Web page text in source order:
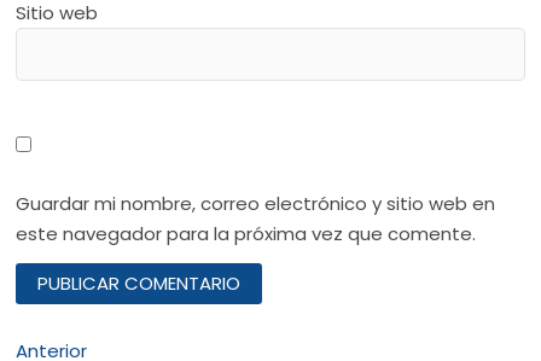
Sitio web
Guardar mi nombre, correo electrónico y sitio web en
este navegador para la próxima vez que comente.
AnteriorEntrada